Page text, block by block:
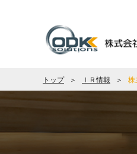
トップ ＩＲ情報 株